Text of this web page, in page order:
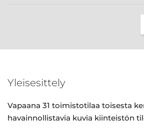
Yleisesittely
Vapaana 31 toimistotilaa toisesta
havainnollistavia kuvia kiinteistön